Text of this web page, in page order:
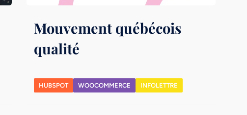
Mouvement québécois
qualité
HUBSPOT WOOCOMMERCE INFOLETTRE